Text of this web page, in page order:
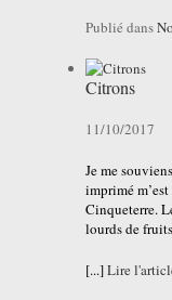
Publié dans
Citrons
11/10/2017
Je me
imprimé
Cinqueterre.
lourds de
[...]Lire